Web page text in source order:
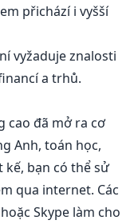
přichází i vyšší
vyžaduje znalosti
a trhů.
cao đã mở ra cơ
Anh, toán học,
bạn có thể sử
qua internet. Các
Skype làm cho